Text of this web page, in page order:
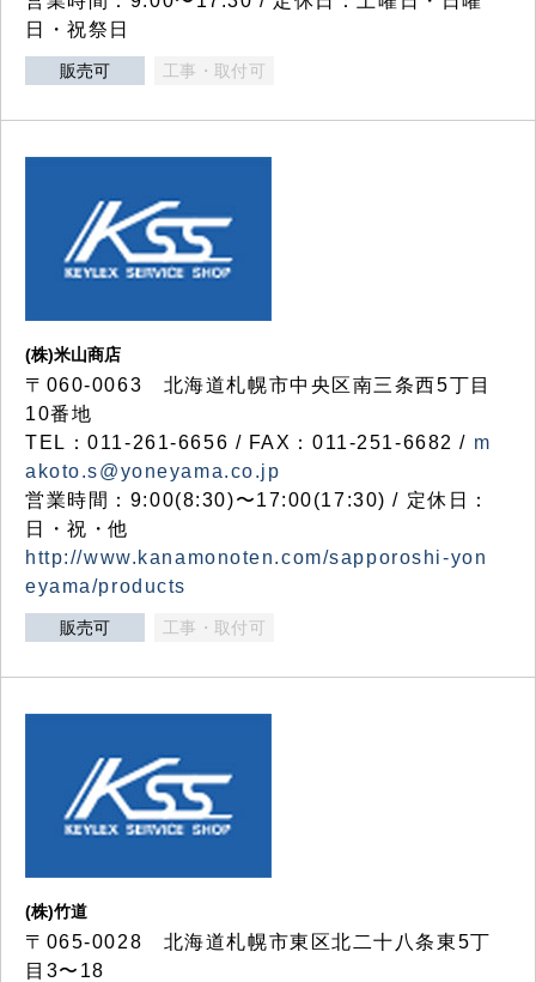
日・祝祭日
販売可 工事・取付可
(株)米山商店
〒060-0063 北海道札幌市中央区南三条西5丁目
10番地
TEL：011-261-6656 / FAX：011-251-6682 / m
akoto.s@yoneyama.co.jp
営業時間：9:00(8:30)〜17:00(17:30) / 定休日：
日・祝・他
http://www.kanamonoten.com/sapporoshi-yon
eyama/products
販売可 工事・取付可
(株)竹道
〒065-0028 北海道札幌市東区北二十八条東5丁
目3〜18